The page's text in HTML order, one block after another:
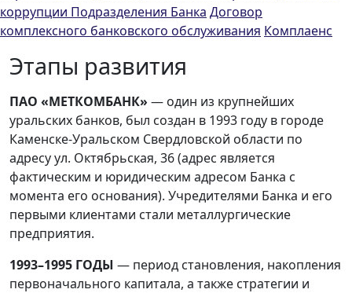
коррупции Подразделения Банка Договор
комплексного банковского обслуживания Комплаенс
Этапы развития
ПАО «МЕТКОМБАНК» — один из крупнейших
уральских банков, был создан в 1993 году в городе
Каменске-Уральском Свердловской области по
адресу ул. Октябрьская, 36 (адрес является
фактическим и юридическим адресом Банка с
момента его основания). Учредителями Банка и его
первыми клиентами стали металлургические
предприятия.
1993–1995 ГОДЫ — период становления, накопления
первоначального капитала, а также стратегии и